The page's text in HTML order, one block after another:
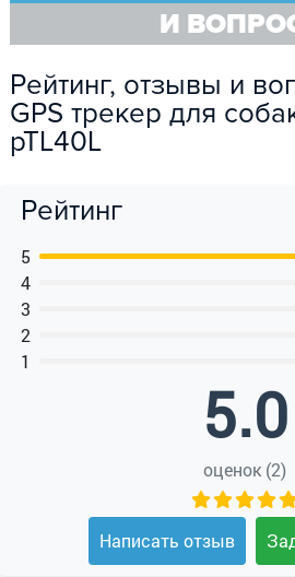
И
Рейтинг, отзывы и
GPS трекер для
pTL40L
Рейтинг
5
4
3
2
1
5.0
оценок (2)
Написать отзыв